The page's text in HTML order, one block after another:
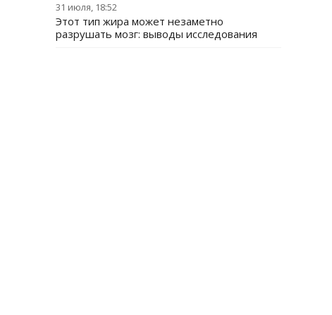
31 июля, 18:52
Этот тип жира может незаметно
разрушать мозг: выводы исследования